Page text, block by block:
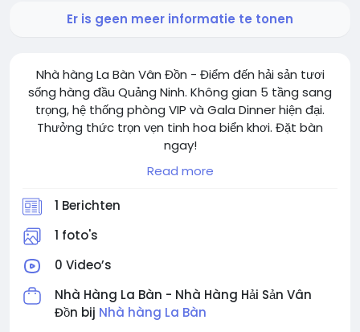
Nhà hàng La Bàn Vân Đồn - Điểm đến hải sản tươi
sống hàng đầu Quảng Ninh. Không gian 5 tầng sang
trọng, hệ thống phòng VIP và Gala Dinner hiện đại.
Thưởng thức trọn vẹn tinh hoa biển khơi. Đặt bàn
ngay!
Website: https://labanvandon.vn/
Hotline: 09 247 56666
Địa chỉ: KĐT Thống Nhất, TT Cái Rồng, H. Vân Đồn,
Email: labanvandon@gmail.com
Read more
1 Berichten
1 foto's
0 Video’s
Nhà Hàng La Bàn - Nhà Hàng Hải Sản Vân
Đồn bij Nhà hàng La Bàn
Er is geen meer informatie te tonen